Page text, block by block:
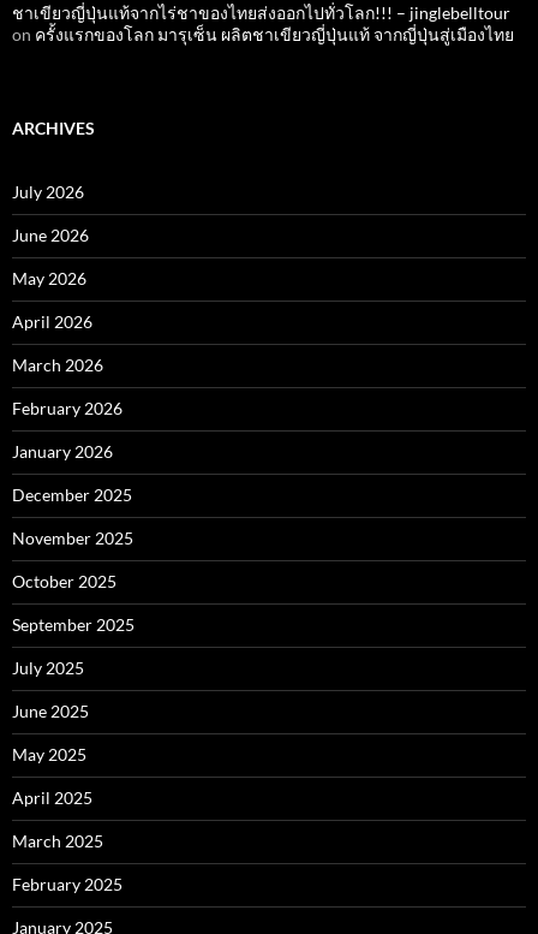
ชาเขียวญี่ปุ่นแท้จากไร่ชาของไทยส่งออกไปทั่วโลก!!! – jinglebelltour
on ครั้งแรกของโลก มารุเซ็น ผลิตชาเขียวญี่ปุ่นแท้ จากญี่ปุ่นสู่เมืองไทย
ARCHIVES
July 2026
June 2026
May 2026
April 2026
March 2026
February 2026
January 2026
December 2025
November 2025
October 2025
September 2025
July 2025
June 2025
May 2025
April 2025
March 2025
February 2025
January 2025